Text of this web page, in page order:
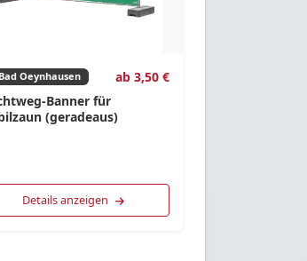
Bad Oeynhausen
ab 3,50 €
Banner für
(geradeaus)
Details anzeigen